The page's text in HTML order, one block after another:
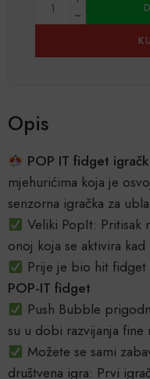
Opis
POP IT fidget
mjehurićima koja je
senzorna igračka za
Veliki PopIt: Pritisak
onoj koja se aktivira
Prije je bio hit fidget
POP-IT fidget
Push Bubble
su u dobi razvijanja fine
Možete se sami
društvena igra: Prvi